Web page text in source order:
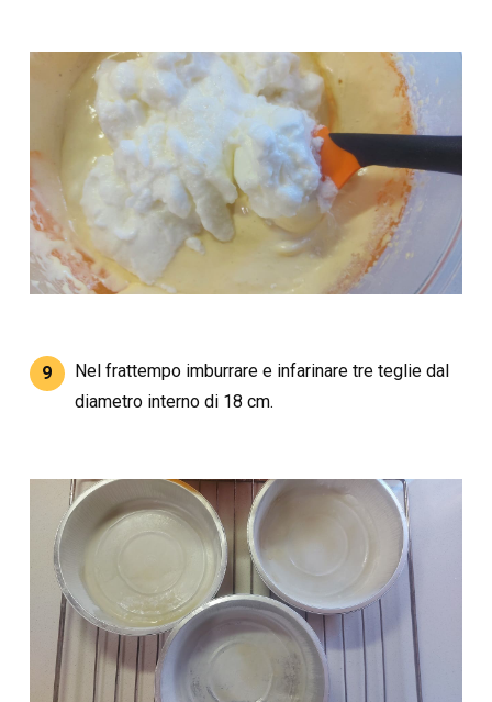
9
Nel frattempo imburrare e infarinare tre teglie dal
diametro interno di 18 cm.